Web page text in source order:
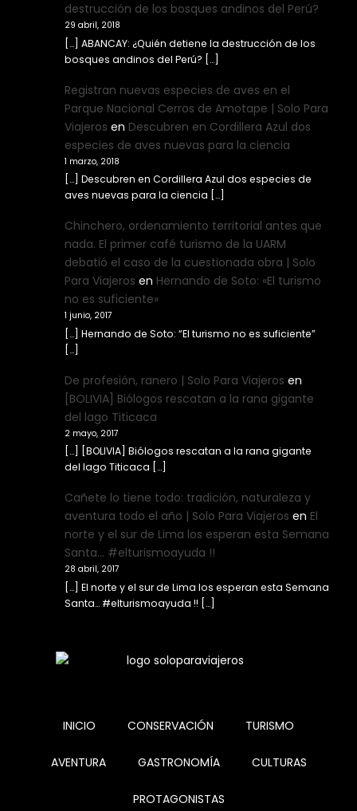
destrucción de los bosques andinos del Perú?
29 abril, 2018
[…] ABANCAY: ¿Quién detiene la destrucción de los
bosques andinos del Perú? […]
Registran nuevas especies de aves en el
Parque Nacional Cerros de Amotape | Solo Para
Viajeros en Descubren en Cordillera Azul dos
especies de aves nuevas para la ciencia
1 marzo, 2018
[…] Descubren en Cordillera Azul dos especies de
aves nuevas para la ciencia […]
Chinchero, ordenamiento territorial antes que
nada. El primer café turismo de la UARM
debatió el caso de la cuestionada obra | Solo
Para Viajeros en Hernando de Soto: «El turismo
no es suficiente»
1 junio, 2017
[…] Hernando de Soto: “El turismo no es suficiente”
[…]
De profesión, ranero | Solo Para Viajeros en
[BOLIVIA] Biólogos rescatan a la rana gigante
del lago Titicaca
2 mayo, 2017
[…] [BOLIVIA] Biólogos rescatan a la rana gigante
del lago Titicaca […]
Cañete lo tiene todo: tradición, naturaleza y
aventura todo el año | Solo Para Viajeros en El
norte y el sur de Lima los esperan esta Semana
Santa… #elturismoayuda !!
28 abril, 2017
[…] El norte y el sur de Lima los esperan esta Semana
Santa… #elturismoayuda !! […]
INICIO CONSERVACIÓN TURISMO
AVENTURA GASTRONOMÍA CULTURAS
PROTAGONISTAS